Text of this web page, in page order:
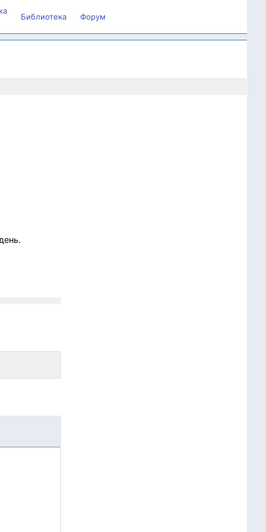
Библиотека Форум